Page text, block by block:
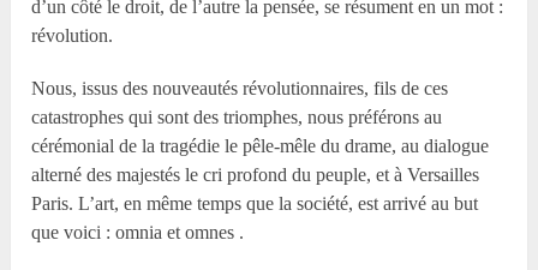
d’un côté le droit, de l’autre la pensée, se résument en un mot :
révolution.
Nous, issus des nouveautés révolutionnaires, fils de ces
catastrophes qui sont des triomphes, nous préférons au
cérémonial de la tragédie le pêle-mêle du drame, au dialogue
alterné des majestés le cri profond du peuple, et à Versailles
Paris. L’art, en même temps que la société, est arrivé au but
que voici : omnia et omnes .